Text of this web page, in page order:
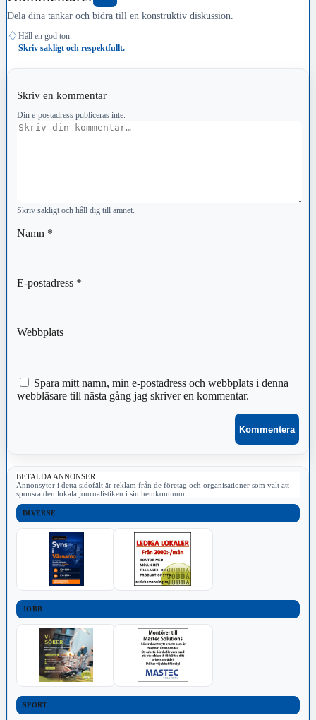
Dela dina tankar och bidra till en konstruktiv diskussion.
♢ Håll en god ton.
Skriv sakligt och respektfullt.
Skriv en kommentar
Din e-postadress publiceras inte.
Kommentar
Skriv sakligt och håll dig till ämnet.
Namn *
E-postadress *
Webbplats
Spara mitt namn, min e-postadress och webbplats i denna
webbläsare till nästa gång jag skriver en kommentar.
BETALDA ANNONSER
Annonsytor i detta sidofält är reklam från de företag och organisationer som valt att
sponsra den lokala journalistiken i sin hemkommun.
DIVERSE
JOBB
SPORT